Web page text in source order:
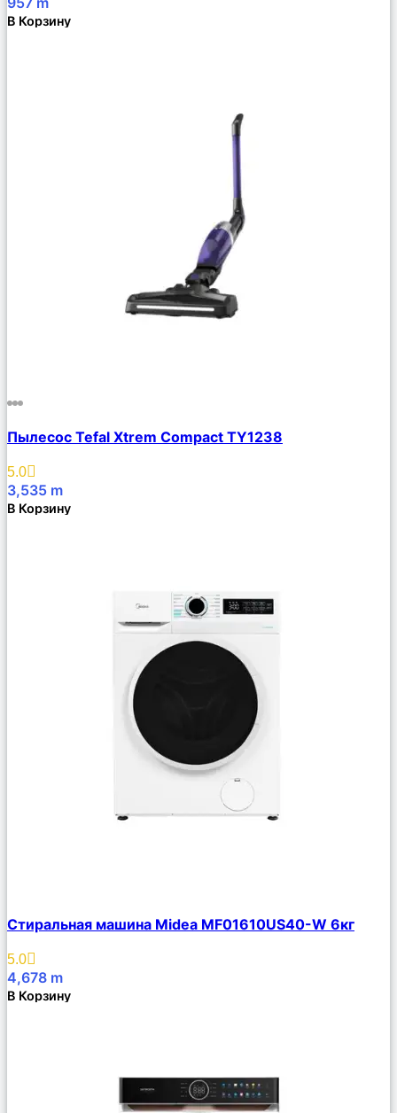
В Корзину
Описание
Избранное
Пылесос Tefal Xtrem Compact TY1238
5.0
3,535 m
В Корзину
Описание
Избранное
Стиральная машина Midea MF01610US40-W 6кг
5.0
4,678 m
В Корзину